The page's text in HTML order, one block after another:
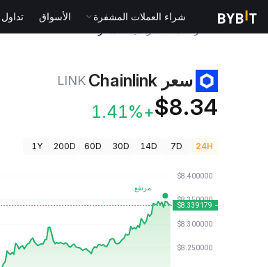
شراء العملات المشفرة الأسواق تداول
سعر Chainlink LINK
$8.34
+1.41%
24H
7D
14D
30D
60D
200D
1Y